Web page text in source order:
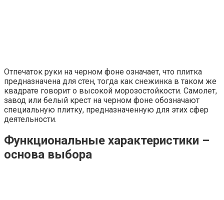
Отпечаток руки на черном фоне означает, что плитка
предназначена для стен, тогда как снежинка в таком же
квадрате говорит о высокой морозостойкости. Самолет,
завод или белый крест на черном фоне обозначают
специальную плитку, предназначенную для этих сфер
деятельности.
Функциональные характеристики –
основа выбора